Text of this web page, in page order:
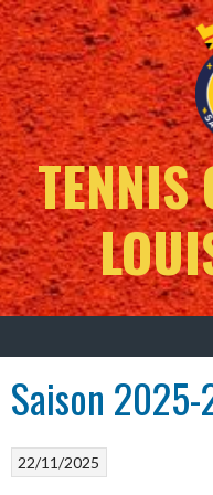
Aller
au
contenu
TENNIS
Saison
22/11/2025